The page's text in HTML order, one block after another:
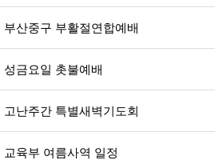
부산중구 부활절연합예배
성금요일 촛불예배
고난주간 특별새벽기도회
교육부 여름사역 일정